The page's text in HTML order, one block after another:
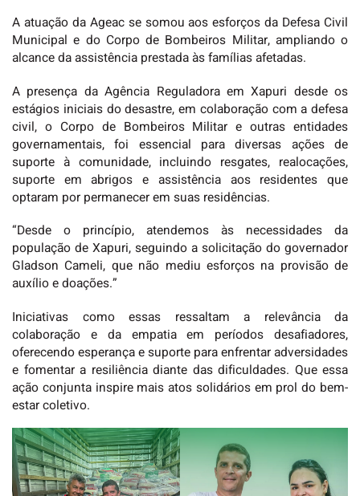
A atuação da Ageac se somou aos esforços da Defesa Civil
Municipal e do Corpo de Bombeiros Militar, ampliando o
alcance da assistência prestada às famílias afetadas.
A presença da Agência Reguladora em Xapuri desde os
estágios iniciais do desastre, em colaboração com a defesa
civil, o Corpo de Bombeiros Militar e outras entidades
governamentais, foi essencial para diversas ações de
suporte à comunidade, incluindo resgates, realocações,
suporte em abrigos e assistência aos residentes que
optaram por permanecer em suas residências.
“Desde o princípio, atendemos às necessidades da
população de Xapuri, seguindo a solicitação do governador
Gladson Cameli, que não mediu esforços na provisão de
auxílio e doações.”
Iniciativas como essas ressaltam a relevância da
colaboração e da empatia em períodos desafiadores,
oferecendo esperança e suporte para enfrentar adversidades
e fomentar a resiliência diante das dificuldades. Que essa
ação conjunta inspire mais atos solidários em prol do bem-
estar coletivo.